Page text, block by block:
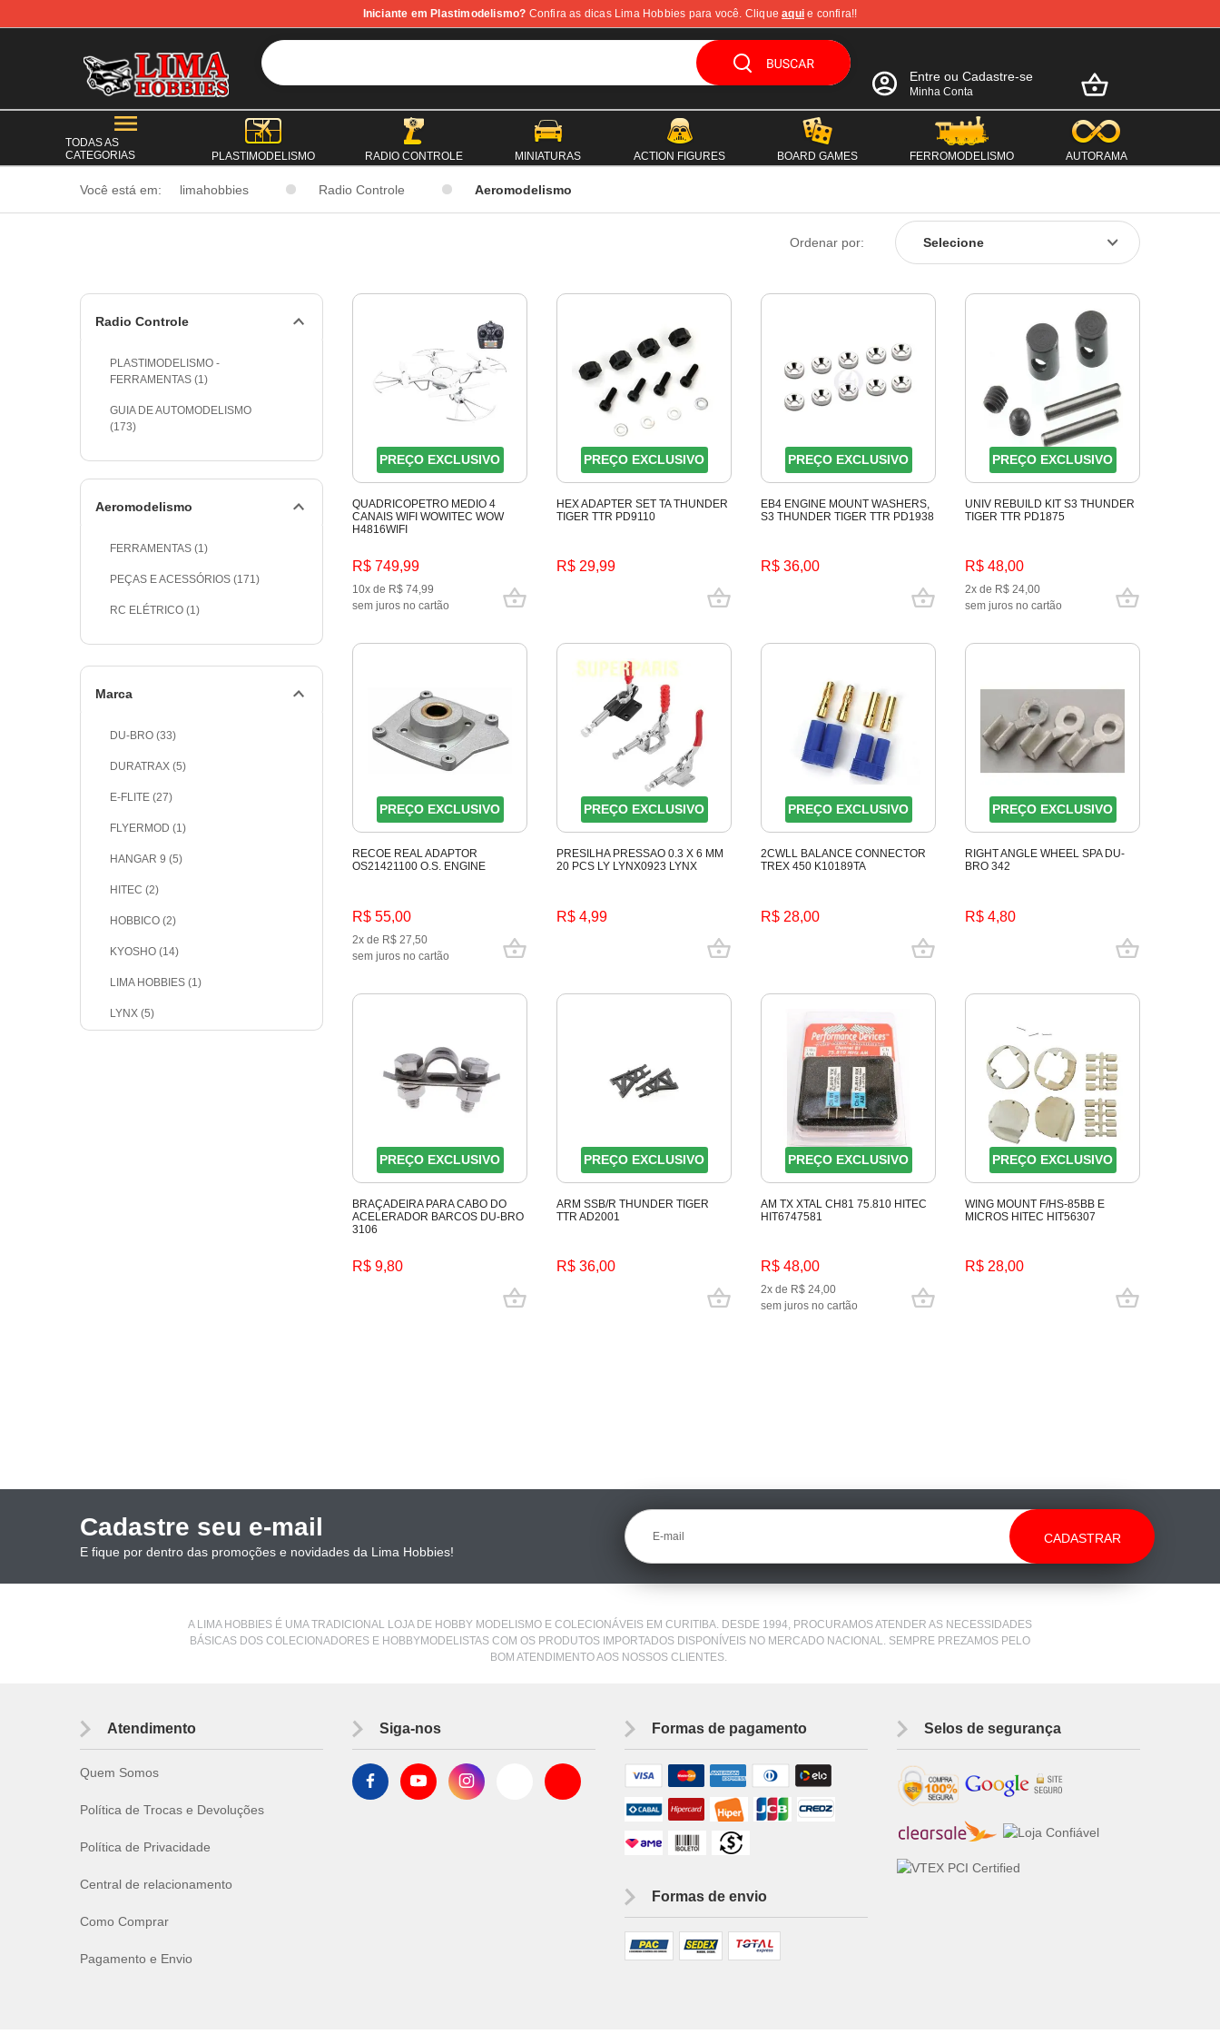
Iniciante em Plastimodelismo? Confira as dicas Lima Hobbies para você. Cliqueaqui e confira!!
Entre ou Cadastre-se
Minha Conta
TODAS AS
CATEGORIAS
PLASTIMODELISMO RADIO CONTROLE MINIATURAS ACTION FIGURES BOARD GAMES FERROMODELISMO AUTORAMA
Você está em: limahobbies Radio Controle Aeromodelismo
Radio Controle
PLASTIMODELISMO -
FERRAMENTAS (1)
GUIA DE AUTOMODELISMO
(173)
Aeromodelismo
FERRAMENTAS (1)
PEÇAS E ACESSÓRIOS (171)
RC ELÉTRICO (1)
Marca
DU-BRO (33)
DURATRAX (5)
E-FLITE (27)
FLYERMOD (1)
HANGAR 9 (5)
HITEC (2)
HOBBICO (2)
KYOSHO (14)
LIMA HOBBIES (1)
LYNX (5)
Ordenar por:
PREÇO EXCLUSIVO
QUADRICOPETRO MEDIO 4
CANAIS WIFI WOWITEC WOW
H4816WIFI
R$ 749,99
10x de R$ 74,99
sem juros no cartão
PREÇO EXCLUSIVO
HEX ADAPTER SET TA THUNDER
TIGER TTR PD9110
R$ 29,99
PREÇO EXCLUSIVO
EB4 ENGINE MOUNT WASHERS,
S3 THUNDER TIGER TTR PD1938
R$ 36,00
PREÇO EXCLUSIVO
UNIV REBUILD KIT S3 THUNDER
TIGER TTR PD1875
R$ 48,00
2x de R$ 24,00
sem juros no cartão
PREÇO EXCLUSIVO
RECOE REAL ADAPTOR
OS21421100 O.S. ENGINE
R$ 55,00
2x de R$ 27,50
sem juros no cartão
PREÇO EXCLUSIVO
PRESILHA PRESSAO 0.3 X 6 MM
20 PCS LY LYNX0923 LYNX
R$ 4,99
PREÇO EXCLUSIVO
2CWLL BALANCE CONNECTOR
TREX 450 K10189TA
R$ 28,00
PREÇO EXCLUSIVO
RIGHT ANGLE WHEEL SPA DU-
BRO 342
R$ 4,80
PREÇO EXCLUSIVO
BRAÇADEIRA PARA CABO DO
ACELERADOR BARCOS DU-BRO
3106
R$ 9,80
PREÇO EXCLUSIVO
ARM SSB/R THUNDER TIGER
TTR AD2001
R$ 36,00
PREÇO EXCLUSIVO
AM TX XTAL CH81 75.810 HITEC
HIT6747581
R$ 48,00
2x de R$ 24,00
sem juros no cartão
PREÇO EXCLUSIVO
WING MOUNT F/HS-85BB E
MICROS HITEC HIT56307
R$ 28,00
Cadastre seu e-mail
E fique por dentro das promoções e novidades da Lima Hobbies!
E-mail
A LIMA HOBBIES É UMA TRADICIONAL LOJA DE HOBBY MODELISMO E COLECIONÁVEIS EM CURITIBA. DESDE 1994, PROCURAMOS ATENDER AS NECESSIDADES
BÁSICAS DOS COLECIONADORES E HOBBYMODELISTAS COM OS PRODUTOS IMPORTADOS DISPONÍVEIS NO MERCADO NACIONAL. SEMPRE PREZAMOS PELO
BOM ATENDIMENTO AOS NOSSOS CLIENTES.
Atendimento
Quem Somos
Política de Trocas e Devoluções
Política de Privacidade
Central de relacionamento
Como Comprar
Pagamento e Envio
Siga-nos Formas de pagamento
Formas de envio
Selos de segurança